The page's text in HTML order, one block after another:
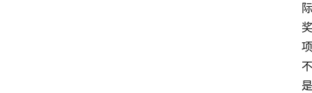
际
奖
项
不
是